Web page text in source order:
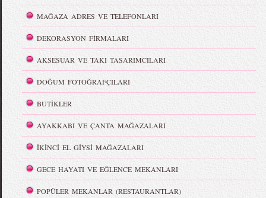
MAĞAZA ADRES VE TELEFONLARI
DEKORASYON FİRMALARI
AKSESUAR VE TAKI TASARIMCILARI
DOĞUM FOTOĞRAFÇILARI
BUTİKLER
AYAKKABI VE ÇANTA MAĞAZALARI
İKİNCİ EL GİYSİ MAĞAZALARI
GECE HAYATI VE EĞLENCE MEKANLARI
POPÜLER MEKANLAR (RESTAURANTLAR)